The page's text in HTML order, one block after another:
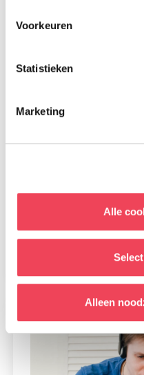
Voorkeuren
Statistieken
Marketing
Alle
Alleen
Magazine
naar onze
28 juli 2026